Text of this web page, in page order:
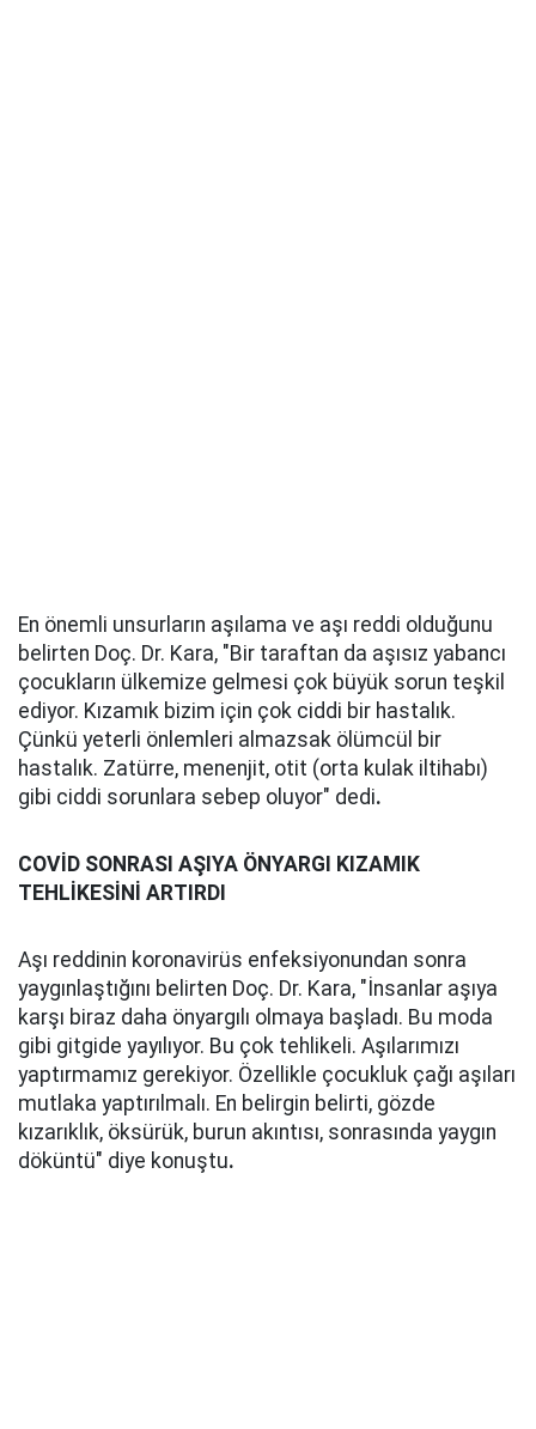
En önemli unsurların aşılama ve aşı reddi olduğunu
belirten Doç. Dr. Kara, "Bir taraftan da aşısız yabancı
çocukların ülkemize gelmesi çok büyük sorun teşkil
ediyor. Kızamık bizim için çok ciddi bir hastalık.
Çünkü yeterli önlemleri almazsak ölümcül bir
hastalık. Zatürre, menenjit, otit (orta kulak iltihabı)
gibi ciddi sorunlara sebep oluyor" dedi.
COVİD SONRASI AŞIYA ÖNYARGI KIZAMIK
TEHLİKESİNİ ARTIRDI
Aşı reddinin koronavirüs enfeksiyonundan sonra
yaygınlaştığını belirten Doç. Dr. Kara, "İnsanlar aşıya
karşı biraz daha önyargılı olmaya başladı. Bu moda
gibi gitgide yayılıyor. Bu çok tehlikeli. Aşılarımızı
yaptırmamız gerekiyor. Özellikle çocukluk çağı aşıları
mutlaka yaptırılmalı. En belirgin belirti, gözde
kızarıklık, öksürük, burun akıntısı, sonrasında yaygın
döküntü" diye konuştu.